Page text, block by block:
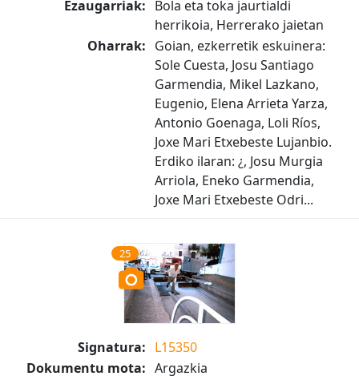
Ezaugarriak: Bola eta toka jaurtialdi
herrikoia, Herrerako jaietan
Oharrak: Goian, ezkerretik eskuinera:
Sole Cuesta, Josu Santiago
Garmendia, Mikel Lazkano,
Eugenio, Elena Arrieta Yarza,
Antonio Goenaga, Loli Ríos,
Joxe Mari Etxebeste Lujanbio.
Erdiko ilaran: ¿, Josu Murgia
Arriola, Eneko Garmendia,
Joxe Mari Etxebeste Odri...
25
Signatura: L15350
Dokumentu mota: Argazkia